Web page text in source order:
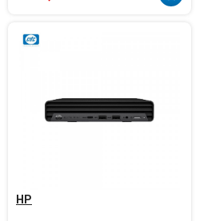
HP